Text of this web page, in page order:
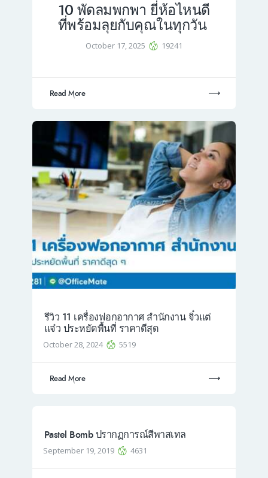
10 พัดลมพกพา ยี่ห้อไหนดี
ที่พร้อมลุยกับคุณในทุกวัน
October 17, 2025 19241
Read More
รีวิว 11 เครื่องฟอกอากาศ สำนักงาน จิ๋วแต่
แจ๋ว ประหยัดพื้นที่ ราคาดีสุด
October 28, 2024 5519
Read More
Pastel Bomb ปรากฏการณ์สีพาสเทล
September 19, 2019 4631